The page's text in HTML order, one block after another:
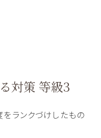
対策 等級3
ランクづけしたもの